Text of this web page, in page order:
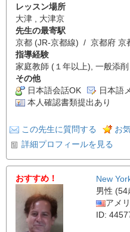
レッスン場所
大津 , 大津京
先生の最寄駅
京都 (JR-京都線) / 京都府 京
指導経験
家庭教師 (１年以上), 一般添
その他
日本語会話OK
日本語
本人確認書類提出あり
この先生に質問する
お
詳細プロフィールを見る
おすすめ！
New
男性 (54
アメ
ID: